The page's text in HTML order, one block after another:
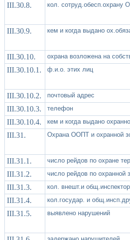
III.30.8. кол. сотруд.обесп.охрану
III.30.9. кем и когда выдано
III.30.10. охрана возложена на
III.30.10.1. ф.и.о. этих лиц
III.30.10.2. почтовый адрес
III.30.10.3. телефон
III.30.10.4. кем и когда выдано
III.31. Охрана ООПТ и охранной
III.31.1. число рейдов по охране
III.31.2. число рейдов по охранной
III.31.3. кол. внешт.и
III.31.4. кол.государ. и
III.31.5. выявлено нарушений